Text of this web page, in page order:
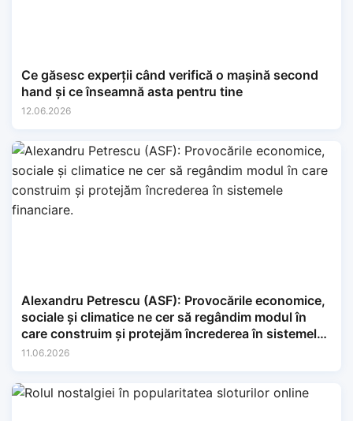
Ce găsesc experții când verifică o mașină second
hand și ce înseamnă asta pentru tine
12.06.2026
Alexandru Petrescu (ASF): Provocările economice,
sociale și climatice ne cer să regândim modul în
care construim și protejăm încrederea în sistemele
financiare.
11.06.2026